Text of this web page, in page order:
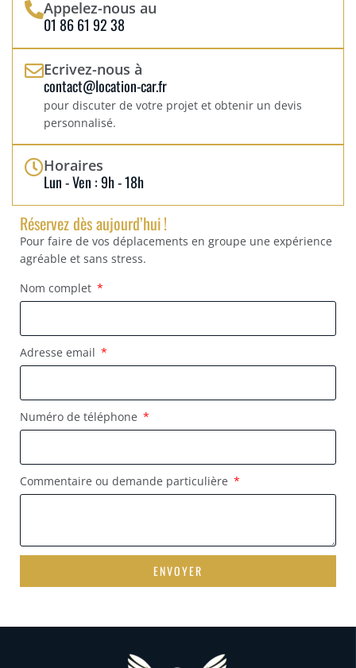
Appelez-nous au
01 86 61 92 38
Ecrivez-nous à
contact@location-car.fr
pour discuter de votre projet et obtenir un devis
personnalisé.
Horaires
Lun - Ven : 9h - 18h
Réservez dès aujourd’hui !
Pour faire de vos déplacements en groupe une expérience
agréable et sans stress.
Nom complet
Adresse email
Numéro de téléphone
Commentaire ou demande particulière
ENVOYER